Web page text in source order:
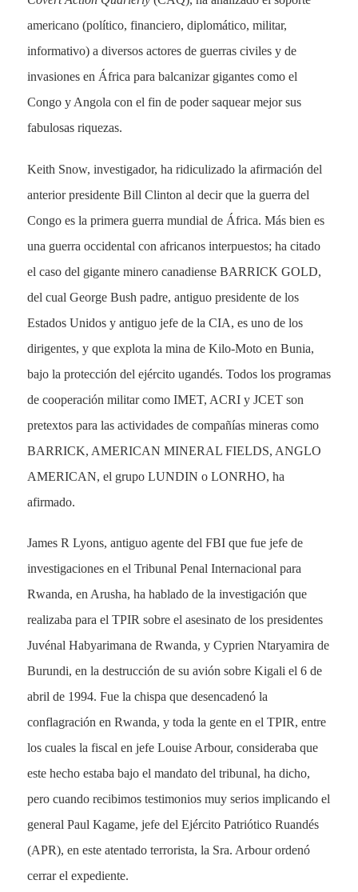
americano (político, financiero, diplomático, militar,
informativo) a diversos actores de guerras civiles y de
invasiones en África para balcanizar gigantes como el
Congo y Angola con el fin de poder saquear mejor sus
fabulosas riquezas.
Keith Snow, investigador, ha ridiculizado la afirmación del
anterior presidente Bill Clinton al decir que la guerra del
Congo es la primera guerra mundial de África. Más bien es
una guerra occidental con africanos interpuestos; ha citado
el caso del gigante minero canadiense BARRICK GOLD,
del cual George Bush padre, antiguo presidente de los
Estados Unidos y antiguo jefe de la CIA, es uno de los
dirigentes, y que explota la mina de Kilo-Moto en Bunia,
bajo la protección del ejército ugandés. Todos los programas
de cooperación militar como IMET, ACRI y JCET son
pretextos para las actividades de compañías mineras como
BARRICK, AMERICAN MINERAL FIELDS, ANGLO
AMERICAN, el grupo LUNDIN o LONRHO, ha
afirmado.
James R Lyons, antiguo agente del FBI que fue jefe de
investigaciones en el Tribunal Penal Internacional para
Rwanda, en Arusha, ha hablado de la investigación que
realizaba para el TPIR sobre el asesinato de los presidentes
Juvénal Habyarimana de Rwanda, y Cyprien Ntaryamira de
Burundi, en la destrucción de su avión sobre Kigali el 6 de
abril de 1994. Fue la chispa que desencadenó la
conflagración en Rwanda, y toda la gente en el TPIR, entre
los cuales la fiscal en jefe Louise Arbour, consideraba que
este hecho estaba bajo el mandato del tribunal, ha dicho,
pero cuando recibimos testimonios muy serios implicando el
general Paul Kagame, jefe del Ejército Patriótico Ruandés
(APR), en este atentado terrorista, la Sra. Arbour ordenó
cerrar el expediente.